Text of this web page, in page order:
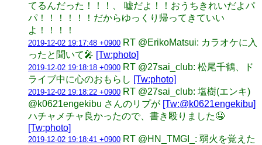
てるんだった！！！、 嘘だよ！！おうちきれいだよパ
パ！！！！！！だからゆっくり帰ってきていい
よ！！！！
2019-12-02 19:17:48 +0900 RT @ErikoMatsui: カラオケに入
ったと聞いて🎤 [Tw:photo]
2019-12-02 19:18:18 +0900 RT @27sai_club: 松尾千鶴、ド
ライブ中に心のおもらし [Tw:photo]
2019-12-02 19:18:22 +0900 RT @27sai_club: 塩樹(エンキ)
@k0621engekibu さんのリプが [Tw:@k0621engekibu]
ハチャメチャ良かったので、書き殴りました🤤
[Tw:photo]
2019-12-02 19:18:41 +0900 RT @HN_TMGI_: 弱火を覚えた